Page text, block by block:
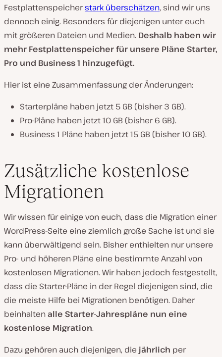
Festplattenspeicherstark überschätzen, sind wir uns
dennoch einig. Besonders für diejenigen unter euch
mit größeren Dateien und Medien. Deshalb haben wir
mehr Festplattenspeicher für unsere Pläne Starter,
Pro und Business 1 hinzugefügt.
Hier ist eine Zusammenfassung der Änderungen:
Starterpläne haben jetzt 5 GB (bisher 3 GB).
Pro-Pläne haben jetzt 10 GB (bisher 6 GB).
Business 1 Pläne haben jetzt 15 GB (bisher 10 GB).
Zusätzliche kostenlose
Migrationen
Wir wissen für einige von euch, dass die Migration einer
WordPress-Seite eine ziemlich große Sache ist und sie
kann überwältigend sein. Bisher enthielten nur unsere
Pro- und höheren Pläne eine bestimmte Anzahl von
kostenlosen Migrationen. Wir haben jedoch festgestellt,
dass die Starter-Pläne in der Regel diejenigen sind, die
die meiste Hilfe bei Migrationen benötigen. Daher
beinhaltenalle Starter-Jahrespläne nun eine
kostenlose Migration.
Dazu gehören auch diejenigen, die jährlich per